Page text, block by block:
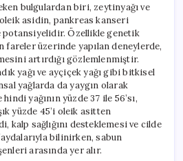
bulgulardan biri, zeytinyağı ve
asidin, pankreas kanseri
Özellikle genetik
fareler üzerinde yapılan deneylerde,
artırdığı gözlemlenmiştir.
yağı ve ayçiçek yağı gibi bitkisel
yağlarda da yaygın olarak
yağının yüzde 37 ile 56’sı,
yüzde 45’i oleik asitten
kalp sağlığını desteklemesi ve cilde
bilinirken, sabun
arasında yer alır.